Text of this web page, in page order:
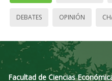
DEBATES OPINIÓN
Facultad de Ciencias